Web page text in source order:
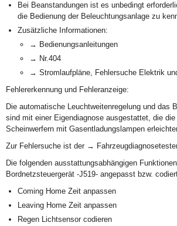
Bei Beanstandungen ist es unbedingt
die Bedienung der Beleuchtungsanlage zu
Zusätzliche Informationen:
→ Bedienungsanleitungen
→ Nr.404
→ Stromlaufpläne, Fehlersuche Elektrik
Fehlererkennung und Fehleranzeige:
Die automatische Leuchtweitenregelung und das
sind mit einer Eigendiagnose ausgestattet, die
Scheinwerfern mit Gasentladungslampen
Zur Fehlersuche ist der →
Die folgenden ausstattungsabhängigen
Bordnetzsteuergerät -J519- angepasst bzw.
Coming Home Zeit anpassen
Leaving Home Zeit anpassen
Regen Lichtsensor codieren